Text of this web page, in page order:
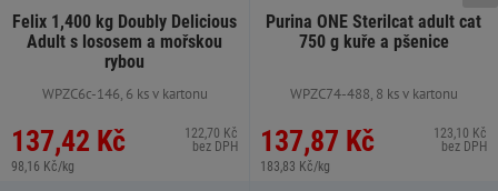
Felix 1,400 kg Doubly Delicious
Adult s lososem a mořskou
rybou
WPZC6c-146, 6 ks v kartonu
137,42 Kč
98,16 Kč/kg
122,70 Kč
bez DPH
Purina ONE Sterilcat adult cat
750 g kuře a pšenice
WPZC74-488, 8 ks v kartonu
137,87 Kč
183,83 Kč/kg
123,10 Kč
bez DPH